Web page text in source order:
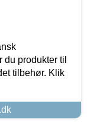
produkter til
tilbehør. Klik